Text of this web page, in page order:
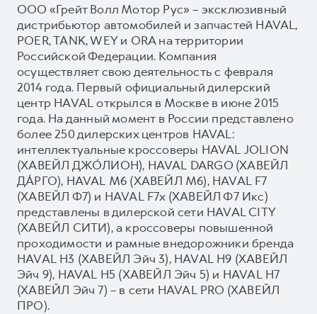
ООО «Грейт Волл Мотор Рус» – эксклюзивный
дистрибьютор автомобилей и запчастей HAVAL,
POER, TANK, WEY и ORA на территории
Российской Федерации. Компания
осуществляет свою деятельность с февраля
2014 года. Первый официальный дилерский
центр HAVAL открылся в Москве в июне 2015
года. На данный момент в России представлено
более 250 дилерских центров HAVAL:
интеллектуальные кроссоверы HAVAL JOLION
(ХАВЕЙЛ ДЖО́ЛИОН), HAVAL DARGO (ХАВЕЙЛ
ДА́РГО), HAVAL М6 (ХАВЕЙЛ M6), HAVAL F7
(ХАВЕЙЛ Ф7) и HAVAL F7x (ХАВЕЙЛ Ф7 Икс)
представлены в дилерской сети HAVAL CITY
(ХАВЕЙЛ СИТИ), а кроссоверы повышенной
проходимости и рамные внедорожники бренда
HAVAL H3 (ХАВЕЙЛ Эйч 3), HAVAL H9 (ХАВЕЙЛ
Эйч 9), HAVAL H5 (ХАВЕЙЛ Эйч 5) и HAVAL H7
(ХАВЕЙЛ Эйч 7) – в сети HAVAL PRO (ХАВЕЙЛ
ПРО).